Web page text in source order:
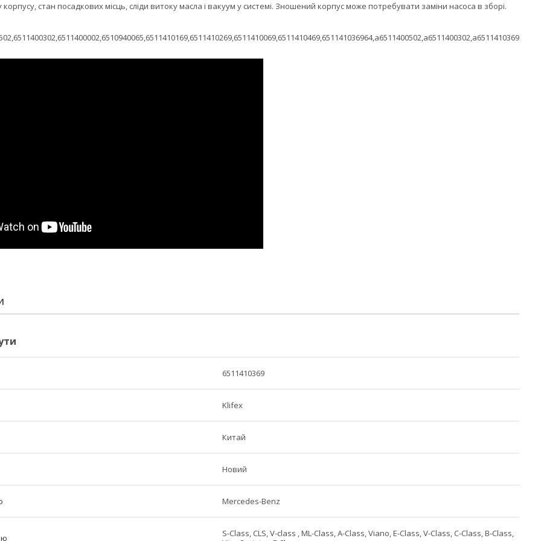
стан посадкових місць, сліди витоку масла і вакуум у системі. Зношений корпус може потребувати заміни насоса в зборі.
6511410369
Klifex
Китай
Новий
Mercedes-Benz
S-Class, CLS, V-class , ML-Class, A-Class, Viano, E-Class, V-Class, C-Class, B-Class,